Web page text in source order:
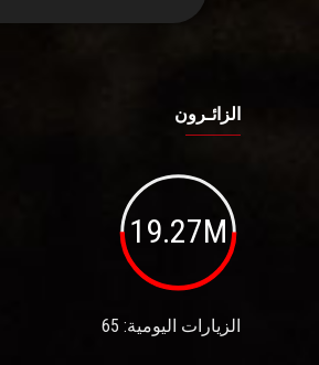
الزائـرون
19.27M
الزيارات اليومية: 65